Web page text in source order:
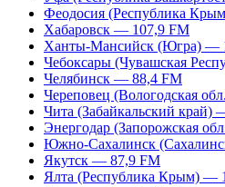
Феодосия (Республика
Хабаровск — 107,9 FM
Ханты-Мансийск (Югра) —
Чебоксары (Чувашская
Челябинск — 88,4 FM
Череповец (Вологодская
Чита (Забайкальский край)
Энергодар (Запорожская
Южно-Сахалинск
Якутск — 87,9 FM
Ялта (Республика Крым) —